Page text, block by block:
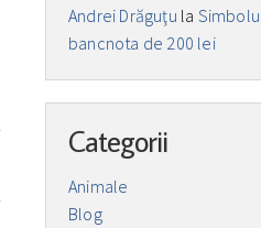
Andrei Drăguţu la
bancnota de 200 lei
Categorii
Animale
Blog